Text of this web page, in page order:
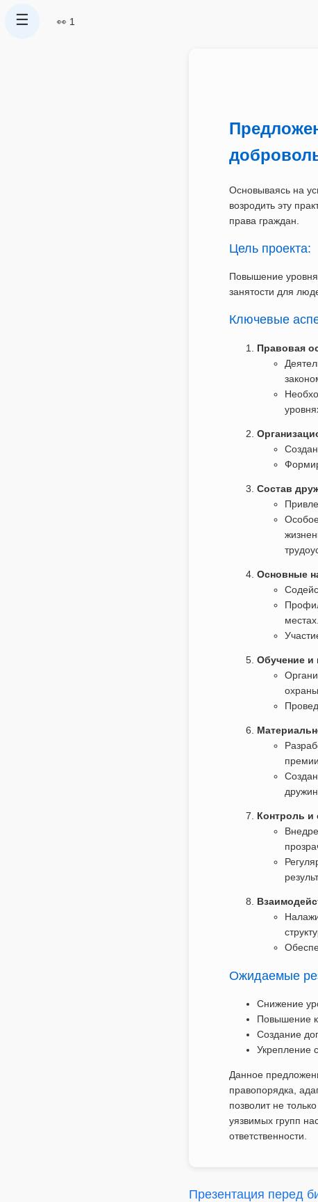
☰ 👀 1
Основываясь на
возродить эту
права граждан.
Цель проекта:
Повышение уровня
занятости для
Ключевые
Правовая
Состав
Основные
местах.
Обучение и
Контроль и
Ожидаемые
Снижение
Повышение
Создание
Укрепление
Данное
правопорядка,
позволит не
уязвимых групп
ответственности.
Презентация перед